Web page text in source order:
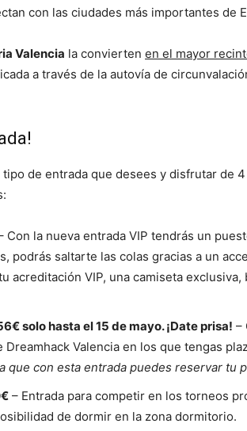
con las ciudades más importantes de
Valencia la convierten en el mayor
a través de la autovía de
de entrada que desees y disfrutar de
Con la nueva entrada VIP tendrás un
podrás saltarte las colas gracias a un
acreditación VIP, una camiseta
solo hasta el 15 de mayo. ¡Date prisa! –
Valencia en los que tengas
que con esta entrada puedes reservar tu
– Entrada para competir en los torneos
de dormir en la zona dormitorio.